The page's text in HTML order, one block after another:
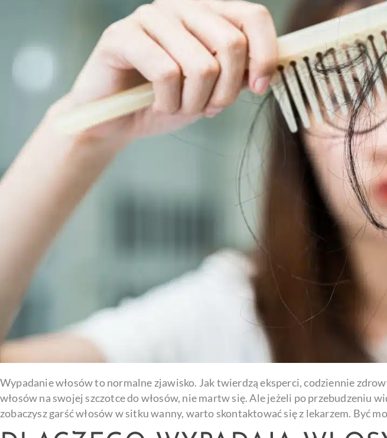
Wypadanie włosów to normalne zjawisko. Jak twierdzą eksperci, codziennie
włosów na swojej szczotce do włosów, nie martw się. Ale jeżeli po przebudzeniu
zobaczysz garść włosów w sitku wanny, warto skontaktować się z lekarzem. Być